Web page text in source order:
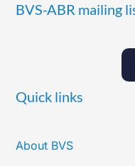
BVS-ABR mailing
Quick links
About BVS